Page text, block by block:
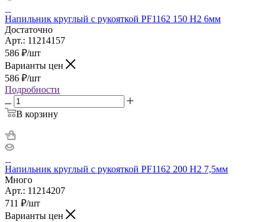
Напильник круглый с рукояткой PF1162 150 H2 6мм
Достаточно
Арт.: 11214157
586 ₽/шт
Варианты цен
586 ₽/шт
Подробности
В корзину
Напильник круглый с рукояткой PF1162 200 Н2 7,5мм
Много
Арт.: 11214207
711 ₽/шт
Варианты цен